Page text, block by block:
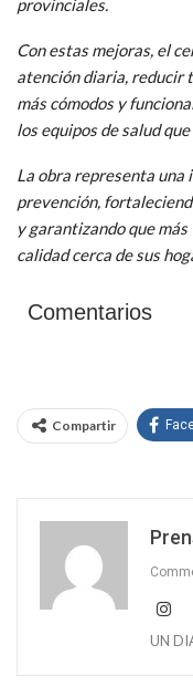
provinciales.
Con estas mejoras, el
atención diaria, reducir
más cómodos y
los equipos de salud
La obra representa una
prevención,
y garantizando que
calidad cerca de sus
Comentarios
Compartir
UN